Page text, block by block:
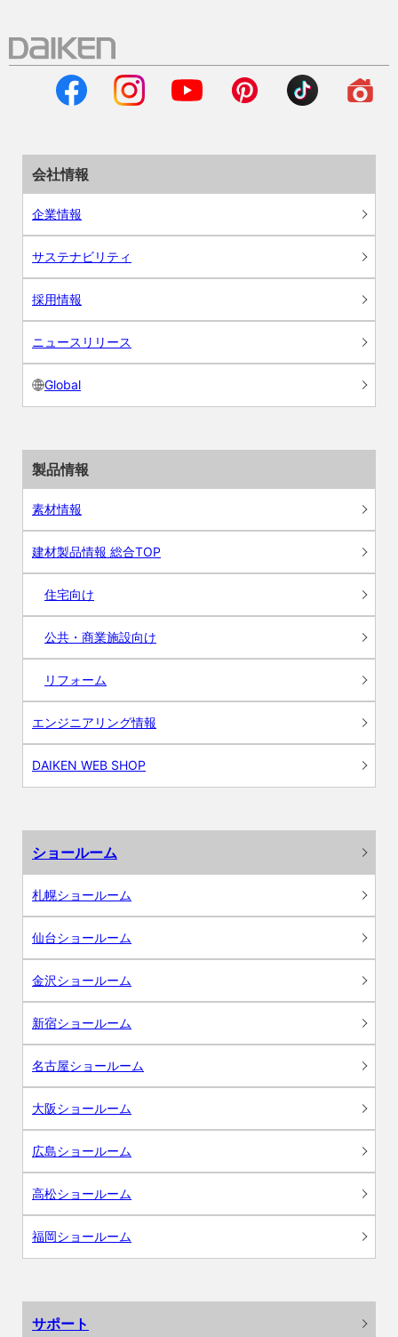
会社情報
企業情報
サステナビリティ
採用情報
ニュースリリース
Global
製品情報
素材情報
建材製品情報 総合TOP
住宅向け
公共・商業施設向け
リフォーム
エンジニアリング情報
DAIKEN WEB SHOP
ショールーム
札幌ショールーム
仙台ショールーム
金沢ショールーム
新宿ショールーム
名古屋ショールーム
大阪ショールーム
広島ショールーム
高松ショールーム
福岡ショールーム
サポート